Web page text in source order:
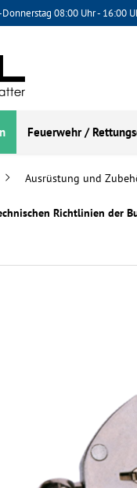
08:00 Uhr - 16:00
Feuerwehr /
Ausrüstung und
Richtlinien der